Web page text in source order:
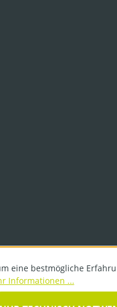
eine bestmögliche
Informationen ...